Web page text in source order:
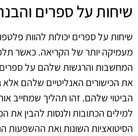
שיחות על ספרים
שיחות על ספרים יכולות להוות
מעמיקה יותר של הקריאה. כאשר
המחשבות והרגשות שלהם על
את הכישורים האנליטיים שלהם
הביטוי שלהם. זהו תהליך שמחייב
למילים הכתובות ולנסות להבין את
הסיטואציות השונות ואת ההשפעות